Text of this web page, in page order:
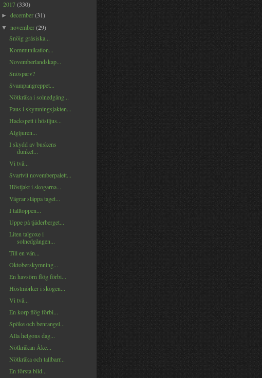
2017(330)
►december(31)
▼november(29)
Snöig gråsiska...
Kommunikation...
Novemberlandskap...
Snösparv?
Svampangreppet...
Nötkråka i solnedgång...
Paus i skymningsjakten...
Hackspett i höstljus...
Älgtjuren...
I skydd av buskens
dunkel...
Vi två...
Svartvit novemberpalett...
Höstjakt i skogarna...
Vägrar släppa taget...
I talltoppen...
Uppe på tjäderberget...
Liten talgoxe i
solnedgången...
Till en vän...
Oktoberskymning...
En havsörn flög förbi...
Höstmörker i skogen...
Vi två...
En korp flög förbi...
Spöke och benrangel...
Alla helgons dag...
Nötkråkan Åke...
Nötkråka och tallbarr...
En första bild...